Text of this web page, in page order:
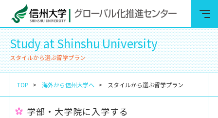
Study at Shinshu University
スタイルから選ぶ留学プラン
TOP 海外から信州大学へ スタイルから選ぶ留学プラン
学部・大学院に入学する